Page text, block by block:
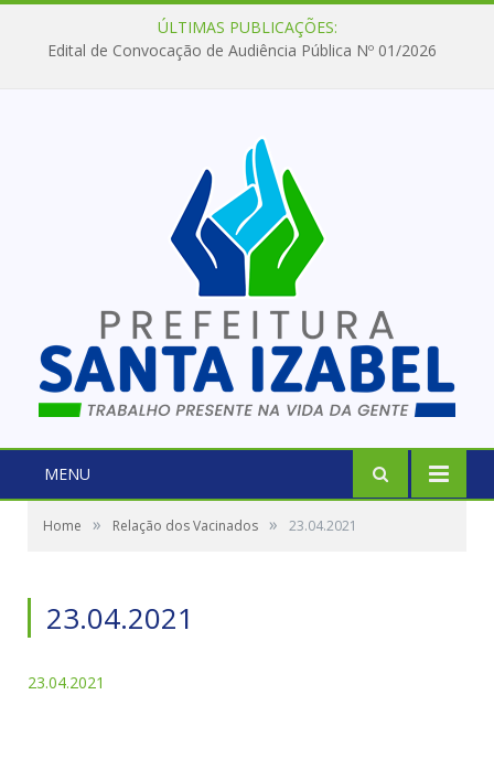
ÚLTIMAS PUBLICAÇÕES:
Edital de Convocação de Audiência Pública Nº 01/2026
MENU
Home » Relação dos Vacinados » 23.04.2021
23.04.2021
23.04.2021